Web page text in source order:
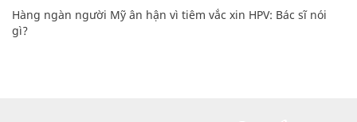
Hàng ngàn người Mỹ ân hận vì tiêm vắc xin HPV: Bác sĩ nói
gì?